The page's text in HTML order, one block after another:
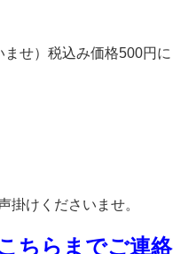
せ）税込み価格500円に
掛けくださいませ。
ちらまでご連絡